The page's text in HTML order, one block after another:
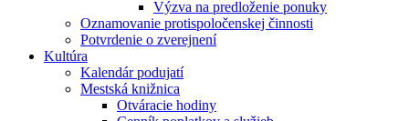
Výzva na predloženie ponuky
Oznamovanie protispoločenskej činnosti
Potvrdenie o zverejnení
Kultúra
Kalendár podujatí
Mestská knižnica
Otváracie hodiny